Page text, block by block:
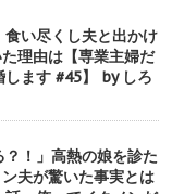
食い尽くし夫と出かけ
理由は【専業主婦だ
ます #45】 by しろ
？！」高熱の娘を診た
夫が驚いた事実とは